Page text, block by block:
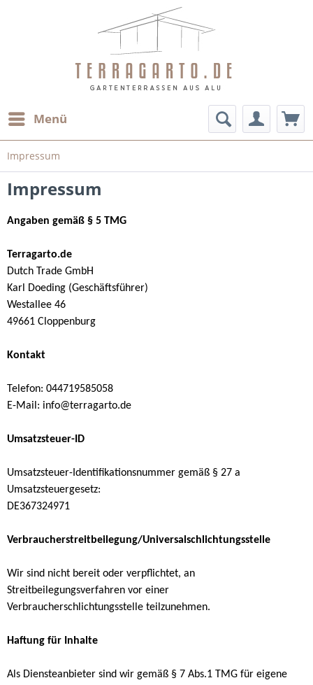
Menü
Impressum
Impressum
Angaben gemäß § 5 TMG
Terragarto.de
Dutch Trade GmbH
Karl Doeding (Geschäftsführer)
Westallee 46
49661 Cloppenburg
Kontakt
Telefon: 044719585058
E-Mail: info@terragarto.de
Umsatzsteuer-ID
Umsatzsteuer-Identifikationsnummer gemäß § 27 a
Umsatzsteuergesetz:
DE367324971
Verbraucherstreitbeilegung/Universalschlichtungsstelle
Wir sind nicht bereit oder verpflichtet, an
Streitbeilegungsverfahren vor einer
Verbraucherschlichtungsstelle teilzunehmen.
Haftung für Inhalte
Als Diensteanbieter sind wir gemäß § 7 Abs.1 TMG für eigene